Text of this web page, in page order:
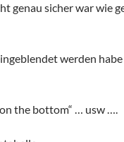
genau sicher war wie
werden
on the bottom“ … usw ….